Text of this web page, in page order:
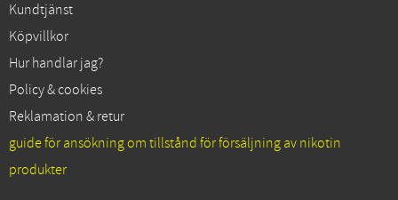
Kundtjänst
Köpvillkor
Hur handlar jag?
Policy & cookies
Reklamation & retur
guide för ansökning om tillstånd för försäljning av nikotin
produkter